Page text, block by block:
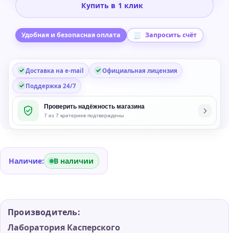
Virus
года/1
Купить в 1 клик
Удобная и безопасная оплата Запросить счёт
Доставка на e-mail
Официальная лицензия
Поддержка 24/7
Проверить надёжность магазина
7 из 7 критериев подтверждены
Наличие: В наличии
Производитель:
Лаборатория Касперского